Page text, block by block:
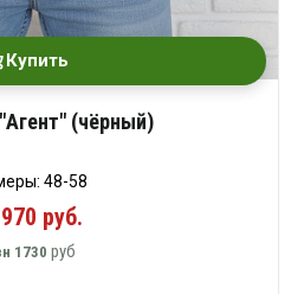
Купить
(чёрный)
48-58
руб.
1730 руб